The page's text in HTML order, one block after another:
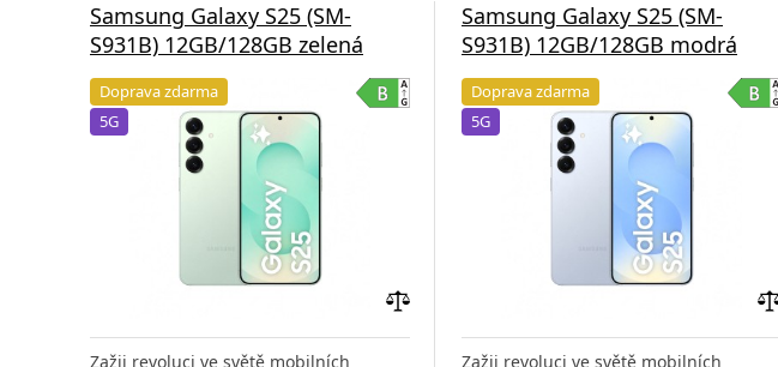
Samsung Galaxy S25 (SM-
S931B) 12GB/128GB zelená
Doprava zdarma
5G
Zažij revoluci ve světě mobilních
Samsung Galaxy S25 (SM-
S931B) 12GB/128GB modrá
Doprava zdarma
5G
Zažij revoluci ve světě mobilních